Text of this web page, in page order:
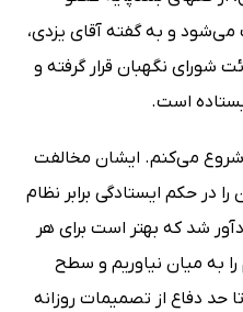
و به گفته آقای یزدی،
شورای نگهبان قرار گرفته و
است.
شروع می‌کنم. ایشان مخالفت
در حکم ایستادگی برابر نظام
شد که بهتر است برای هر
به میان نیاوریم و سطح
حد دفاع از تصمیمات روزانه